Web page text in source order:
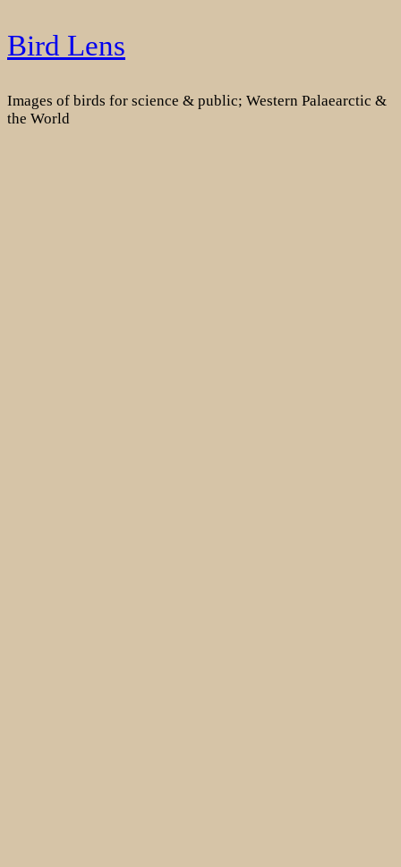
Skip
to
Bird Lens
Images of birds for science & public; Western Palaearctic &
the World